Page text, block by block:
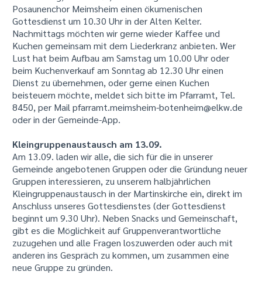
Posaunenchor Meimsheim einen ökumenischen
Gottesdienst um 10.30 Uhr in der Alten Kelter.
Nachmittags möchten wir gerne wieder Kaffee und
Kuchen gemeinsam mit dem Liederkranz anbieten. Wer
Lust hat beim Aufbau am Samstag um 10.00 Uhr oder
beim Kuchenverkauf am Sonntag ab 12.30 Uhr einen
Dienst zu übernehmen, oder gerne einen Kuchen
beisteuern möchte, meldet sich bitte im Pfarramt, Tel.
8450, per Mail pfarramt.meimsheim-botenheim@elkw.de
oder in der Gemeinde-App.
Kleingruppenaustausch am 13.09.
Am 13.09. laden wir alle, die sich für die in unserer
Gemeinde angebotenen Gruppen oder die Gründung neuer
Gruppen interessieren, zu unserem halbjährlichen
Kleingruppenaustausch in der Martinskirche ein, direkt im
Anschluss unseres Gottesdienstes (der Gottesdienst
beginnt um 9.30 Uhr). Neben Snacks und Gemeinschaft,
gibt es die Möglichkeit auf Gruppenverantwortliche
zuzugehen und alle Fragen loszuwerden oder auch mit
anderen ins Gespräch zu kommen, um zusammen eine
neue Gruppe zu gründen.